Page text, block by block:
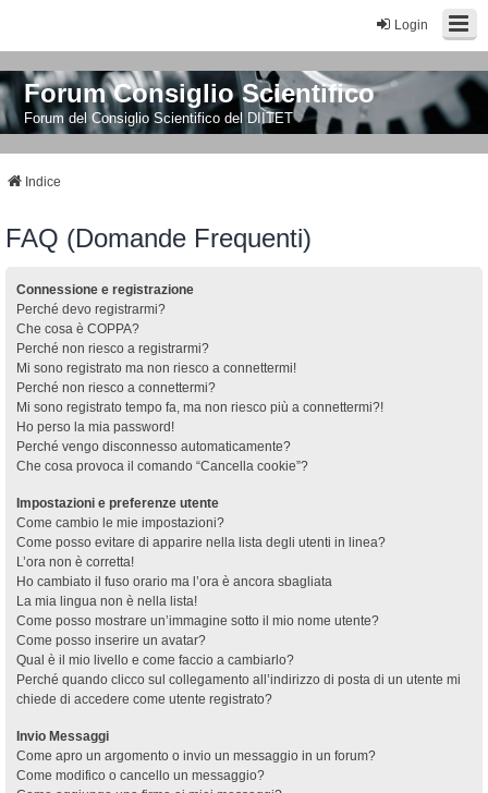
Login
Forum Consiglio Scientifico
Forum del Consiglio Scientifico del DIITET
Indice
FAQ (Domande Frequenti)
Connessione e registrazione
Perché devo registrarmi?
Che cosa è COPPA?
Perché non riesco a registrarmi?
Mi sono registrato ma non riesco a connettermi!
Perché non riesco a connettermi?
Mi sono registrato tempo fa, ma non riesco più a connettermi?!
Ho perso la mia password!
Perché vengo disconnesso automaticamente?
Che cosa provoca il comando “Cancella cookie”?
Impostazioni e preferenze utente
Come cambio le mie impostazioni?
Come posso evitare di apparire nella lista degli utenti in linea?
L’ora non è corretta!
Ho cambiato il fuso orario ma l’ora è ancora sbagliata
La mia lingua non è nella lista!
Come posso mostrare un’immagine sotto il mio nome utente?
Come posso inserire un avatar?
Qual è il mio livello e come faccio a cambiarlo?
Perché quando clicco sul collegamento all’indirizzo di posta di un utente mi
chiede di accedere come utente registrato?
Invio Messaggi
Come apro un argomento o invio un messaggio in un forum?
Come modifico o cancello un messaggio?